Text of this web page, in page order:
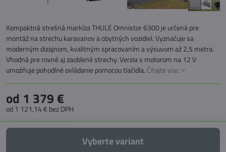
Kompaktná strešná markíza THULE Omnistor 6300 je určená pre
montáž na strechu karavanov a obytných vozidiel. Vyznačuje sa
moderným dizajnom, kvalitným spracovaním a výsuvom až 2,5 metra.
Vhodná pre rovné aj zaoblené strechy. Verzia s motorom na 12 V
umožňuje pohodlné ovládanie pomocou tlačidla. Čítajte viac
od 1 379 €
od 1 121,14 € bez DPH
Vyberte variant